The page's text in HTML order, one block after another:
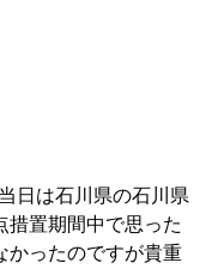
日は石川県の石川県
措置期間中で思った
かったのですが貴重